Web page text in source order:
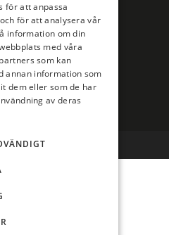
för att anpassa
för att analysera vår
information om din
med våra
som kan
annan information som
dem eller som de har
av deras